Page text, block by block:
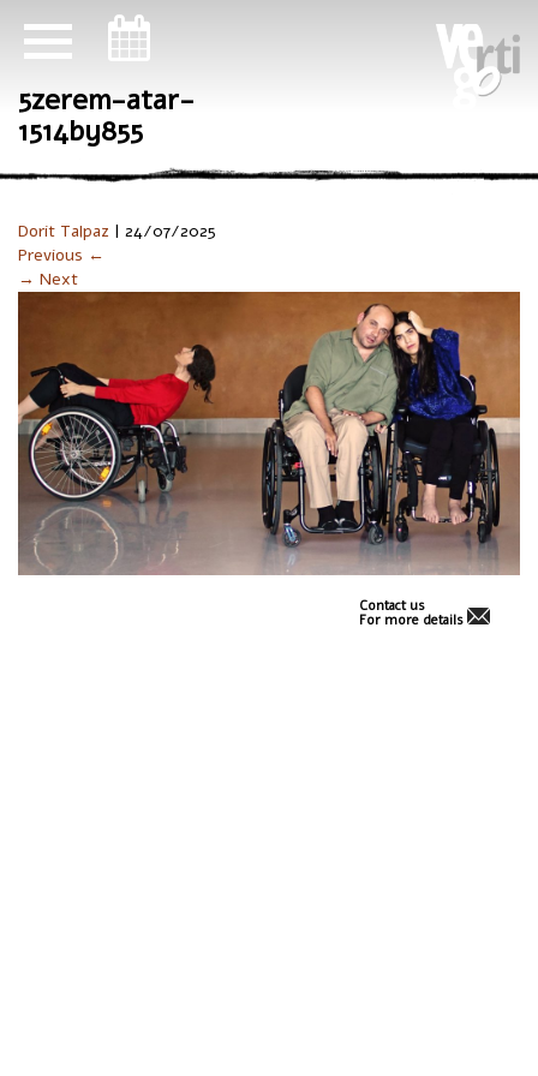
5zerem-atar-
1514by855
Dorit Talpaz | 24/07/2025
Previous ←
→ Next
Contact us
For more details